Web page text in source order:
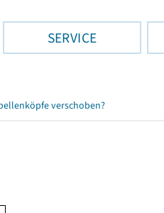
SERVICE
verschoben?